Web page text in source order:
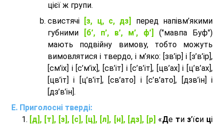
цієї ж групи.
cвистячі
[з, ц, с, дз]
перед напівм’якими
губними
[б’, п’, в’, м’, ф’]
("мавпа Буф")
мають подвійну вимову, тобто можуть
вимовлятися і твердо, і м’яко: [зв’ір] і [з’в’ір],
[см’іх] і [с’м’іх], [св’іт] і [с’в’іт], [цв’ах] і [ц’в’ах],
[цв’іт] і [ц’в’іт], [св’ато] і [с’в’ато], [дзв’iн] і
[дз’в’iн].
Приголосні тверді:
[д], [т], [з], [с], [ц], [л], [н], [дз], [р] «Де ти з'їси ці